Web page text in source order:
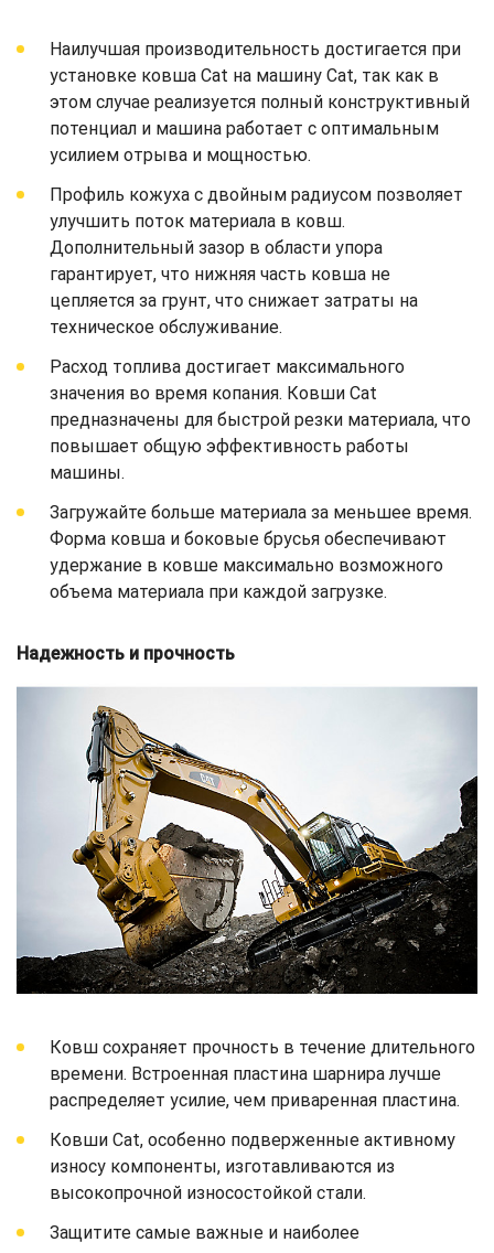
Наилучшая производительность достигается при
установке ковша Cat на машину Cat, так как в
этом случае реализуется полный конструктивный
потенциал и машина работает с оптимальным
усилием отрыва и мощностью.
Профиль кожуха с двойным радиусом позволяет
улучшить поток материала в ковш.
Дополнительный зазор в области упора
гарантирует, что нижняя часть ковша не
цепляется за грунт, что снижает затраты на
техническое обслуживание.
Расход топлива достигает максимального
значения во время копания. Ковши Cat
предназначены для быстрой резки материала, что
повышает общую эффективность работы
машины.
Загружайте больше материала за меньшее время.
Форма ковша и боковые брусья обеспечивают
удержание в ковше максимально возможного
объема материала при каждой загрузке.
Надежность и прочность
Ковш сохраняет прочность в течение длительного
времени. Встроенная пластина шарнира лучше
распределяет усилие, чем приваренная пластина.
Ковши Cat, особенно подверженные активному
износу компоненты, изготавливаются из
высокопрочной износостойкой стали.
Защитите самые важные и наиболее